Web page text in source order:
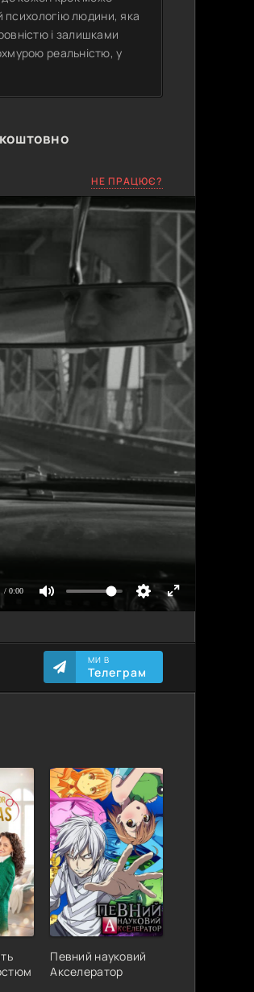
психологію людини, яка
і залишками
реальністю, у
НЕ ПРАЦЮЄ?
МИ В
Телеграм
Певний науковий
Акселератор